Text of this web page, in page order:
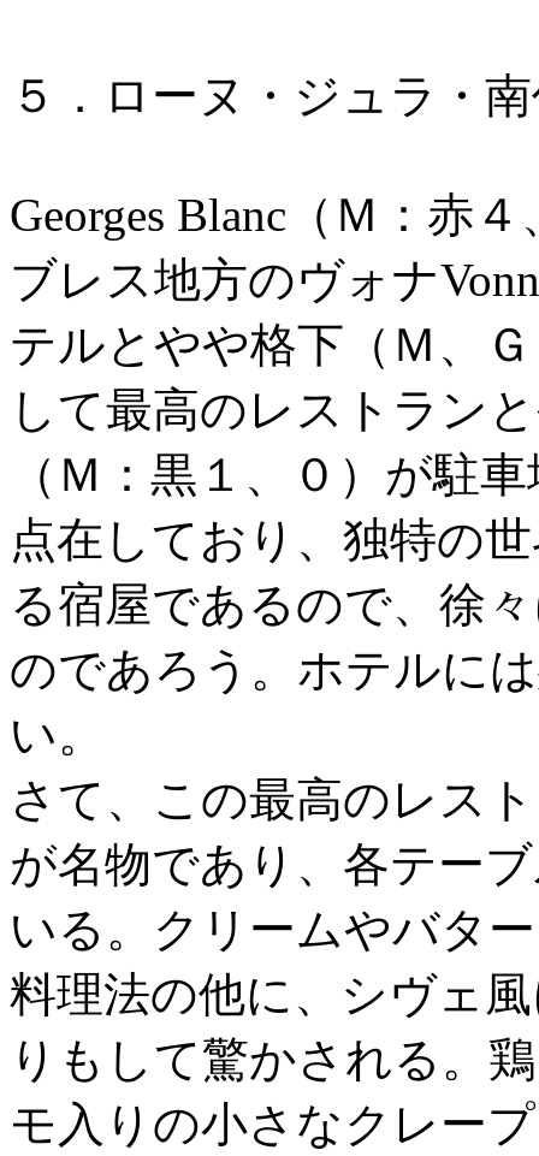
５．ローヌ・ジュラ・
Georges Blanc（Ｍ：赤
ブレス地方のヴォナ
テルとやや格下（Ｍ、
して最高のレストラン
（Ｍ：黒１、０）が駐
点在しており、独特の
る宿屋であるので、徐
のであろう。ホテルに
い。
さて、この最高のレス
が名物であり、各テー
いる。クリームやバタ
料理法の他に、シヴェ
りもして驚かされる。
モ入りの小さなクレー